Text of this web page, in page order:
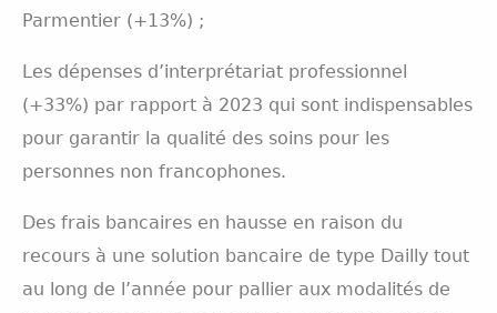
Parmentier (+13%) ;
Les dépenses d’interprétariat professionnel
(+33%) par rapport à 2023 qui sont indispensables
pour garantir la qualité des soins pour les
personnes non francophones.
Des frais bancaires en hausse en raison du
recours à une solution bancaire de type Dailly tout
au long de l’année pour pallier aux modalités de